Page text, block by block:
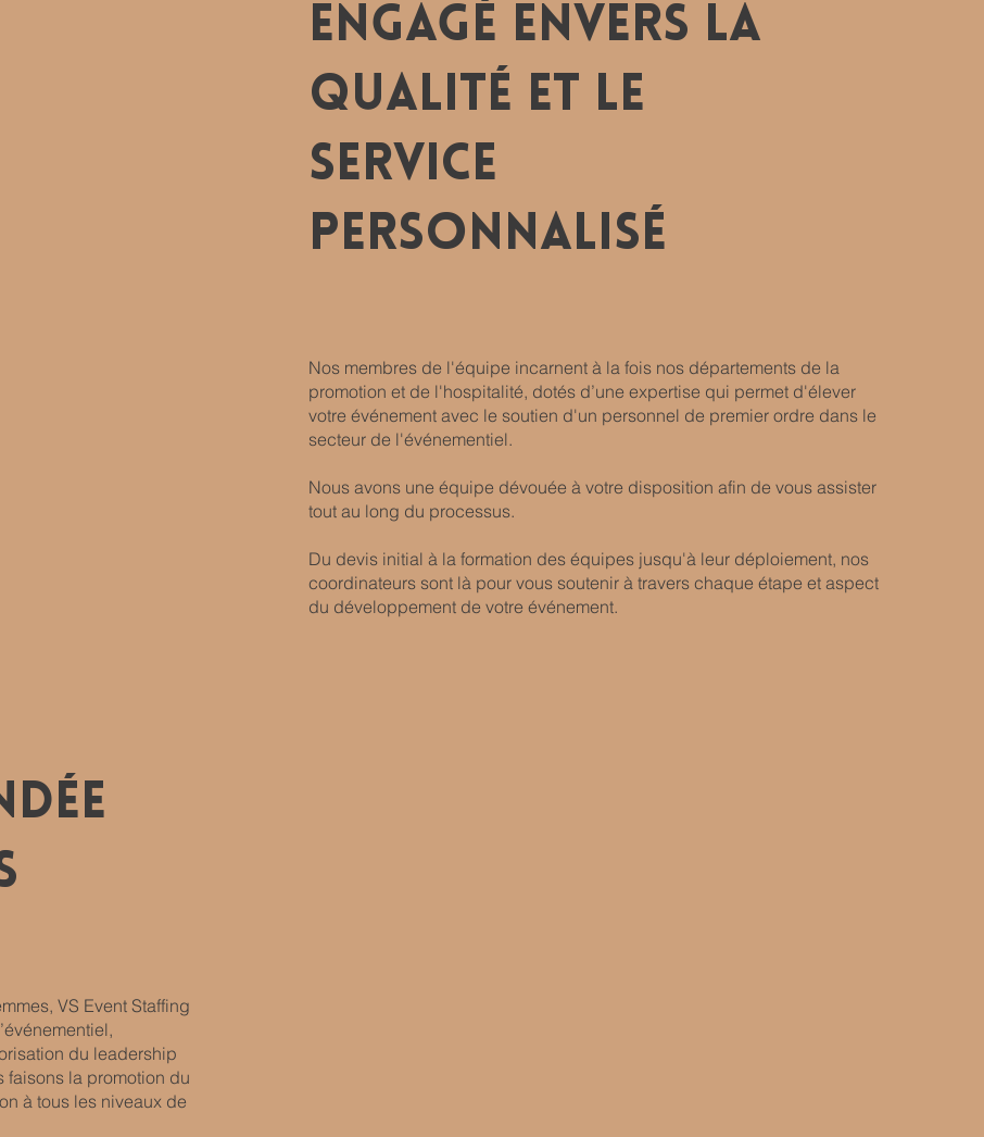
Engagé envers la
qualité et le
service
personnalisé
Nos membres de l'équipe incarnent à la fois nos départements de la
promotion et de l'hospitalité, dotés d’une expertise qui permet d'élever
votre événement avec le soutien d'un personnel de premier ordre dans le
secteur de l'événementiel.
Nous avons une équipe dévouée à votre disposition afin de vous assister
tout au long du processus.
Du devis initial à la formation des équipes jusqu'à leur déploiement, nos
coordinateurs sont là pour vous soutenir à travers chaque étape et aspect
du développement de votre événement.
VS Event Staffing
du leadership
faisons la promotion du
à tous les niveaux de